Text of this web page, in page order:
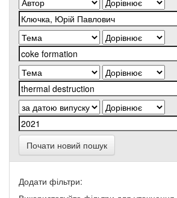
Почати новий пошук
Додати фільтри: